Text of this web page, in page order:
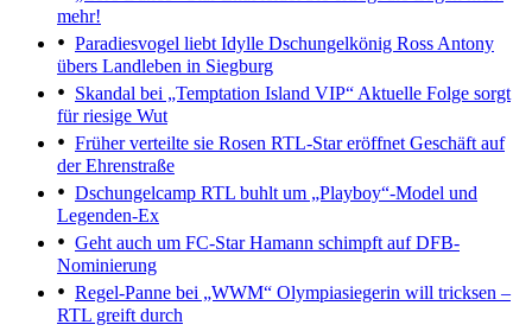
mehr!
Paradiesvogel liebt Idylle Dschungelkönig Ross Antony
übers Landleben in Siegburg
Skandal bei „Temptation Island VIP“ Aktuelle Folge sorgt
für riesige Wut
Früher verteilte sie Rosen RTL-Star eröffnet Geschäft auf
der Ehrenstraße
Dschungelcamp RTL buhlt um „Playboy“-Model und
Legenden-Ex
Geht auch um FC-StarHamann schimpft auf DFB-
Nominierung
Regel-Panne bei „WWM“ Olympiasiegerin will tricksen –
RTL greift durch